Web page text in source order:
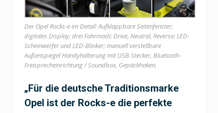
Der Opel Rocks-e im Detail: Aufklappbare Seitenfenster;
digitales Display; drei Fahrmodi: Drive, Neutral, Reverse; LED-
Scheinwerfer und LED-Blinker; manuell verstellbare
Außenspiegel Handyhalterung mit USB-Stecker, Bluetooth-
Freisprecheinrichtung / Soundbox, Gepäckhaken.
„Für die deutsche Traditionsmarke
Opel ist der Rocks-e die perfekte